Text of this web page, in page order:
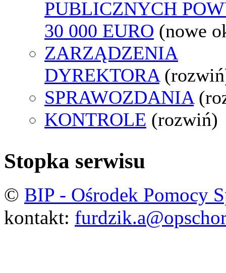
PUBLICZNYCH
30 000 EURO (nowe
ZARZĄDZENIA
DYREKTORA
SPRAWOZDANIA
KONTROLE (rozwiń)
Stopka serwisu
© BIP - Ośrodek Pomocy
kontakt: